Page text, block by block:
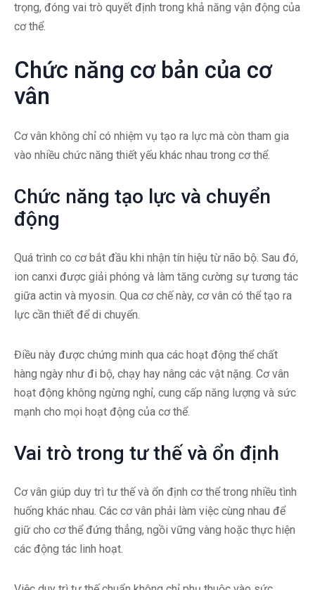
trọng, đóng vai trò quyết định trong khả năng vận động của
cơ thể.
Chức năng cơ bản của cơ
vân
Cơ vân không chỉ có nhiệm vụ tạo ra lực mà còn tham gia
vào nhiều chức năng thiết yếu khác nhau trong cơ thể.
Chức năng tạo lực và chuyển
động
Quá trình co cơ bắt đầu khi nhận tín hiệu từ não bộ. Sau đó,
ion canxi được giải phóng và làm tăng cường sự tương tác
giữa actin và myosin. Qua cơ chế này, cơ vân có thể tạo ra
lực cần thiết để di chuyển.
Điều này được chứng minh qua các hoạt động thể chất
hàng ngày như đi bộ, chạy hay nâng các vật nặng. Cơ vân
hoạt động không ngừng nghỉ, cung cấp năng lượng và sức
mạnh cho mọi hoạt động của cơ thể.
Vai trò trong tư thế và ổn định
Cơ vân giúp duy trì tư thế và ổn định cơ thể trong nhiều tình
huống khác nhau. Các cơ vân phải làm việc cùng nhau để
giữ cho cơ thể đứng thẳng, ngồi vững vàng hoặc thực hiện
các động tác linh hoạt.